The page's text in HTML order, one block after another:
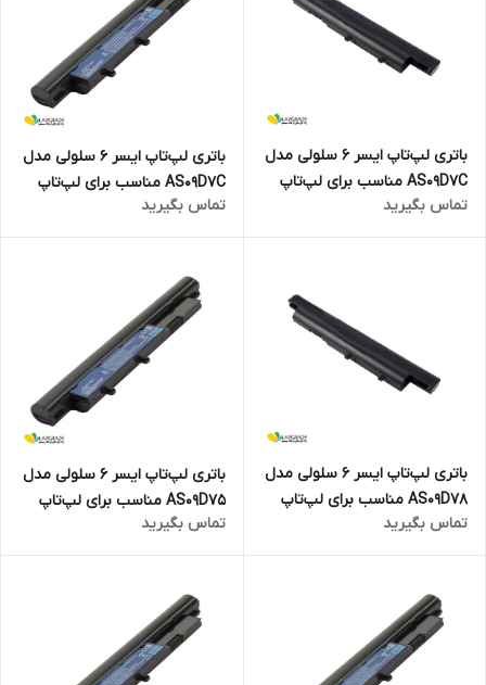
باتری لپ‌تاپ ایسر 6 سلولی مدل
AS09D7C مناسب برای لپ‌تاپ
TravelMate 8471
تماس بگیرید
باتری لپ‌تاپ ایسر 6 سلولی مدل
AS09D7C مناسب برای لپ‌تاپ
TravelMate 8371
تماس بگیرید
باتری لپ‌تاپ ایسر 6 سلولی مدل
AS09D78 مناسب برای لپ‌تاپ
TravelMate 8331
تماس بگیرید
باتری لپ‌تاپ ایسر 6 سلولی مدل
AS09D75 مناسب برای لپ‌تاپ
Aspire 5810
تماس بگیرید